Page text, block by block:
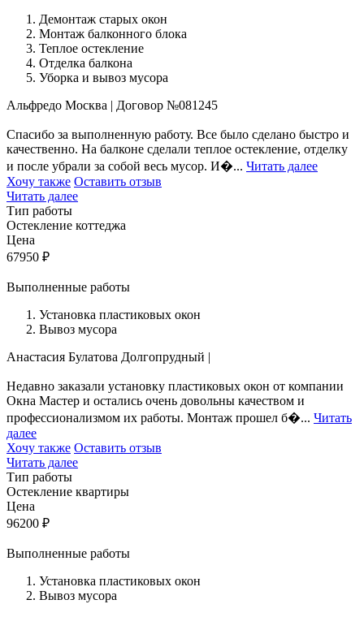
Демонтаж старых окон
Монтаж балконного блока
Теплое остекление
Отделка балкона
Уборка и вывоз мусора
Альфредо Москва | Договор №081245
Спасибо за выполненную работу. Все было сделано быстро и
качественно. На балконе сделали теплое остекление, отделку
и после убрали за собой весь мусор. И�... Читать далее
Хочу также Оставить отзыв
Читать далее
Тип работы
Остекление коттеджа
Цена
67950 ₽
Выполненные работы
Установка пластиковых окон
Вывоз мусора
Анастасия Булатова Долгопрудный |
Недавно заказали установку пластиковых окон от компании
Окна Мастер и остались очень довольны качеством и
профессионализмом их работы. Монтаж прошел б�... Читать
далее
Хочу также Оставить отзыв
Читать далее
Тип работы
Остекление квартиры
Цена
96200 ₽
Выполненные работы
Установка пластиковых окон
Вывоз мусора